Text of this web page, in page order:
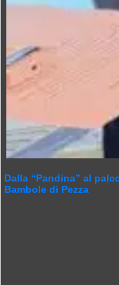
Dalla “Pandina” al
Bambole di Pezza